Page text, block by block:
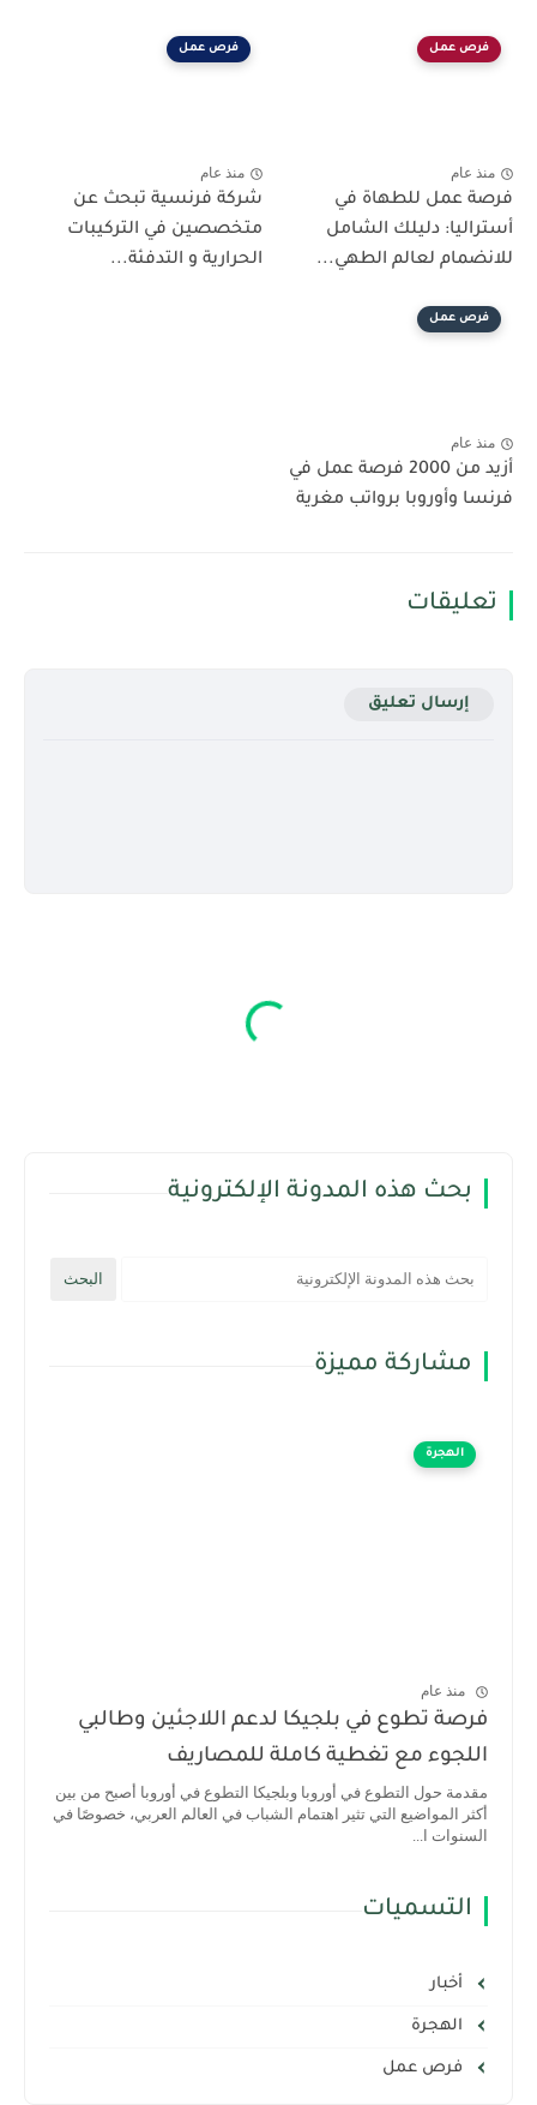
فرص عمل
منذ عام
فرصة عمل للطهاة في
أستراليا: دليلك الشامل
للانضمام لعالم الطهي...
فرص عمل
منذ عام
شركة فرنسية تبحث عن
متخصصين في التركيبات
الحرارية و التدفئة...
فرص عمل
منذ عام
أزيد من 2000 فرصة عمل في
فرنسا وأوروبا برواتب مغرية
تعليقات
إرسال تعليق
بحث هذه المدونة الإلكترونية
مشاركة مميزة
الهجرة
منذ عام
فرصة تطوع في بلجيكا لدعم اللاجئين وطالبي
اللجوء مع تغطية كاملة للمصاريف
مقدمة حول التطوع في أوروبا وبلجيكا التطوع في أوروبا أصبح من بين
أكثر المواضيع التي تثير اهتمام الشباب في العالم العربي، خصوصًا في
السنوات ا...
التسميات
أخبار
الهجرة
فرص عمل